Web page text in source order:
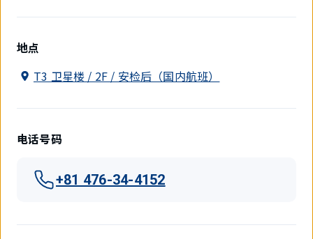
地点
T3 卫星楼 / 2F / 安检后（国内航班）
电话号码
+81 476-34-4152